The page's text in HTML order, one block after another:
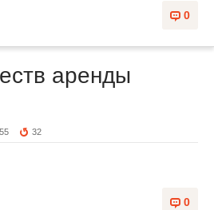
0
аренды
32
0